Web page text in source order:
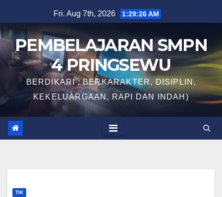
to
content
Fri. Aug 7th, 2026 1:29:26 AM
PEMBELAJARAN SMPN
4 PRINGSEWU
BERDIKARI : BERKARAKTER, DISIPLIN,
KEKELUARGAAN, RAPI DAN INDAH)
TIK